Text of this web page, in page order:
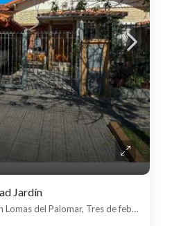
Jardín
Balbin 2522, Ciudad Jardín Lomas del Palomar, Tres de febrero